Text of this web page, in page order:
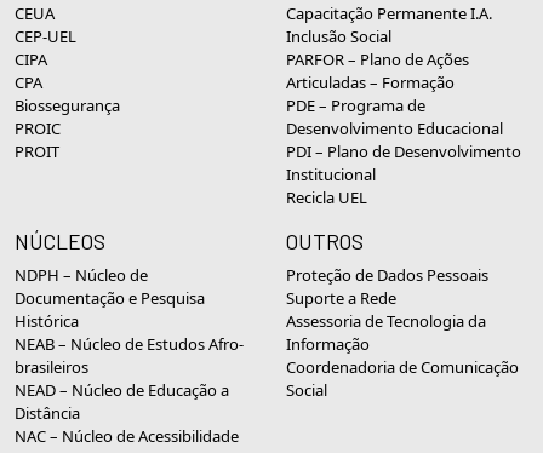
CEUA
CEP-UEL
CIPA
CPA
Biossegurança
PROIC
PROIT
Capacitação Permanente I.A.
Inclusão Social
PARFOR – Plano de Ações
Articuladas – Formação
PDE – Programa de
Desenvolvimento Educacional
PDI – Plano de Desenvolvimento
Institucional
Recicla UEL
NÚCLEOS
NDPH – Núcleo de
Documentação e Pesquisa
Histórica
NEAB – Núcleo de Estudos Afro-
brasileiros
NEAD – Núcleo de Educação a
Distância
NAC – Núcleo de Acessibilidade
OUTROS
Proteção de Dados Pessoais
Suporte a Rede
Assessoria de Tecnologia da
Informação
Coordenadoria de Comunicação
Social